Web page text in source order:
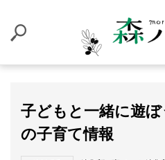
子どもと一緒に遊ぼ
の子育て情報